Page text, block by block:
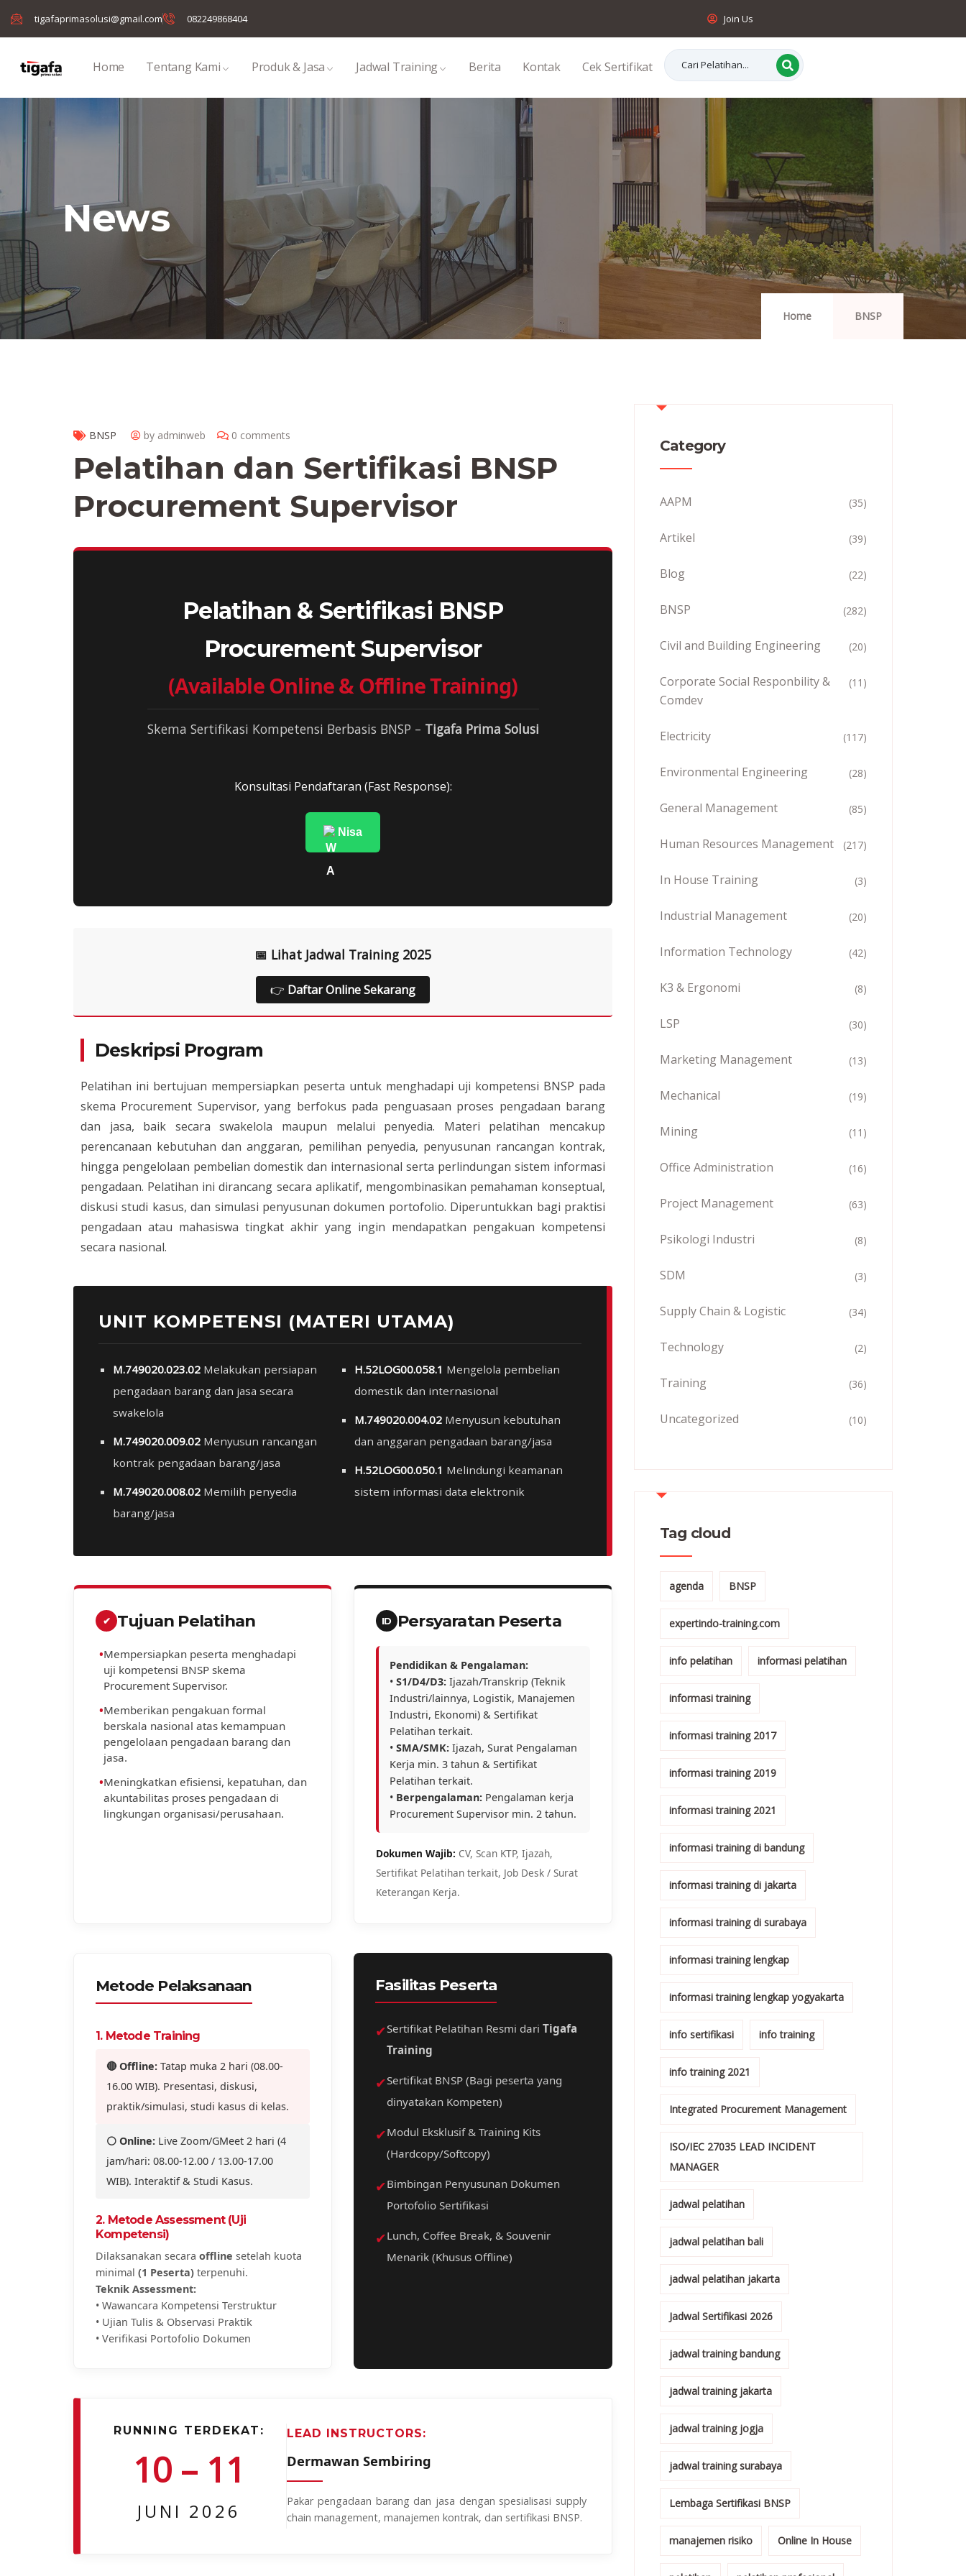
tigafaprimasolusi@gmail.com 082249868404 Join Us
Home Tentang Kami Produk & Jasa Jadwal Training Berita Kontak Cek Sertifikat
News
Home BNSP
BNSP by adminweb 0 comments
Pelatihan dan Sertifikasi BNSP
Procurement Supervisor
Pelatihan & Sertifikasi BNSP
Procurement Supervisor
(Available Online & Offline Training)
Skema Sertifikasi Kompetensi Berbasis BNSP – Tigafa Prima Solusi
Konsultasi Pendaftaran (Fast Response):
Nisa
📅 Lihat Jadwal Training 2025
👉 Daftar Online Sekarang
Deskripsi Program
Pelatihan ini bertujuan mempersiapkan peserta untuk menghadapi uji kompetensi BNSP pada
skema Procurement Supervisor, yang berfokus pada penguasaan proses pengadaan barang
dan jasa, baik secara swakelola maupun melalui penyedia. Materi pelatihan mencakup
perencanaan kebutuhan dan anggaran, pemilihan penyedia, penyusunan rancangan kontrak,
hingga pengelolaan pembelian domestik dan internasional serta perlindungan sistem informasi
pengadaan. Pelatihan ini dirancang secara aplikatif, mengombinasikan pemahaman konseptual,
diskusi studi kasus, dan simulasi penyusunan dokumen portofolio. Diperuntukkan bagi praktisi
pengadaan atau mahasiswa tingkat akhir yang ingin mendapatkan pengakuan kompetensi
secara nasional.
UNIT KOMPETENSI (MATERI UTAMA)
M.749020.023.02 Melakukan persiapan
pengadaan barang dan jasa secara
swakelola
M.749020.009.02 Menyusun rancangan
kontrak pengadaan barang/jasa
M.749020.008.02 Memilih penyedia
barang/jasa
H.52LOG00.058.1 Mengelola pembelian
domestik dan internasional
M.749020.004.02 Menyusun kebutuhan
dan anggaran pengadaan barang/jasa
H.52LOG00.050.1 Melindungi keamanan
sistem informasi data elektronik
✔ Tujuan Pelatihan
•Mempersiapkan peserta menghadapi
uji kompetensi BNSP skema
Procurement Supervisor.
•Memberikan pengakuan formal
berskala nasional atas kemampuan
pengelolaan pengadaan barang dan
jasa.
•Meningkatkan efisiensi, kepatuhan, dan
akuntabilitas proses pengadaan di
lingkungan organisasi/perusahaan.
ID Persyaratan Peserta
Pendidikan & Pengalaman:
• S1/D4/D3: Ijazah/Transkrip (Teknik
Industri/lainnya, Logistik, Manajemen
Industri, Ekonomi) & Sertifikat
Pelatihan terkait.
• SMA/SMK: Ijazah, Surat Pengalaman
Kerja min. 3 tahun & Sertifikat
Pelatihan terkait.
• Berpengalaman: Pengalaman kerja
Procurement Supervisor min. 2 tahun.
Dokumen Wajib: CV, Scan KTP, Ijazah,
Sertifikat Pelatihan terkait, Job Desk / Surat
Keterangan Kerja.
Metode Pelaksanaan
1. Metode Training
🔴 Offline: Tatap muka 2 hari (08.00-
16.00 WIB). Presentasi, diskusi,
praktik/simulasi, studi kasus di kelas.
⚪ Online: Live Zoom/GMeet 2 hari (4
jam/hari: 08.00-12.00 / 13.00-17.00
WIB). Interaktif & Studi Kasus.
2. Metode Assessment (Uji
Kompetensi)
Dilaksanakan secara offline setelah kuota
minimal (1 Peserta) terpenuhi.
Teknik Assessment:
• Wawancara Kompetensi Terstruktur
• Ujian Tulis & Observasi Praktik
• Verifikasi Portofolio Dokumen
Fasilitas Peserta
✔Sertifikat Pelatihan Resmi dari Tigafa
Training
✔Sertifikat BNSP (Bagi peserta yang
dinyatakan Kompeten)
✔Modul Eksklusif & Training Kits
(Hardcopy/Softcopy)
✔Bimbingan Penyusunan Dokumen
Portofolio Sertifikasi
✔Lunch, Coffee Break, & Souvenir
Menarik (Khusus Offline)
RUNNING TERDEKAT:
10 – 11
JUNI 2026
LEAD INSTRUCTORS:
Dermawan Sembiring
Pakar pengadaan barang dan jasa dengan spesialisasi supply
chain management, manajemen kontrak, dan sertifikasi BNSP.
Category
AAPM (35)
Artikel (39)
Blog (22)
BNSP (282)
Civil and Building Engineering (20)
Corporate Social Responbility &
Comdev
(11)
Electricity (117)
Environmental Engineering (28)
General Management (85)
Human Resources Management (217)
In House Training (3)
Industrial Management (20)
Information Technology (42)
K3 & Ergonomi (8)
LSP (30)
Marketing Management (13)
Mechanical (19)
Mining (11)
Office Administration (16)
Project Management (63)
Psikologi Industri (8)
SDM (3)
Supply Chain & Logistic (34)
Technology (2)
Training (36)
Uncategorized (10)
Tag cloud
agenda BNSP
expertindo-training.com
info pelatihan informasi pelatihan
informasi training
informasi training 2017
informasi training 2019
informasi training 2021
informasi training di bandung
informasi training di jakarta
informasi training di surabaya
informasi training lengkap
informasi training lengkap yogyakarta
info sertifikasi info training
info training 2021
Integrated Procurement Management
ISO/IEC 27035 LEAD INCIDENT
MANAGER
jadwal pelatihan
jadwal pelatihan bali
jadwal pelatihan jakarta
Jadwal Sertifikasi 2026
jadwal training bandung
jadwal training jakarta
jadwal training jogja
jadwal training surabaya
Lembaga Sertifikasi BNSP
manajemen risiko Online In House